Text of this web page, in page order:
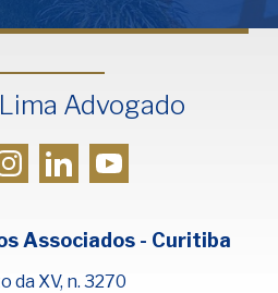
Advogado
Associados - Curitiba
da XV, n. 3270